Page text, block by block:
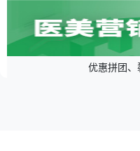
优惠拼团